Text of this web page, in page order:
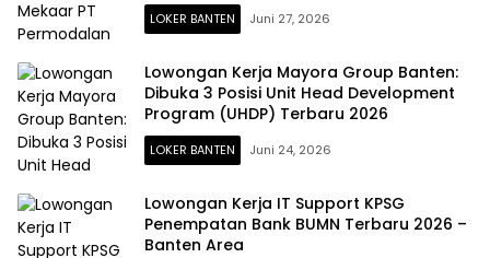
LOKER BANTEN Juni 27, 2026
Lowongan Kerja Mayora Group Banten:
Dibuka 3 Posisi Unit Head Development
Program (UHDP) Terbaru 2026
LOKER BANTEN Juni 24, 2026
Lowongan Kerja IT Support KPSG
Penempatan Bank BUMN Terbaru 2026 –
Banten Area